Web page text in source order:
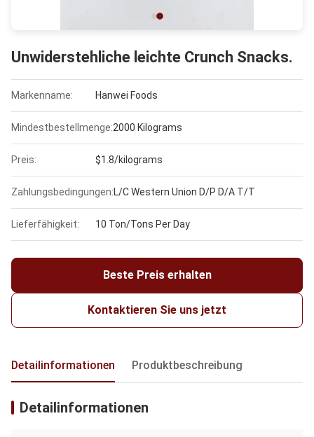
Unwiderstehliche leichte Crunch Snacks.
Markenname: Hanwei Foods
Mindestbestellmenge:2000 Kilograms
Preis: $1.8/kilograms
Zahlungsbedingungen:L/C Western Union D/P D/A T/T
Lieferfähigkeit: 10 Ton/Tons Per Day
Beste Preis erhalten
Kontaktieren Sie uns jetzt
Detailinformationen Produktbeschreibung
Detailinformationen